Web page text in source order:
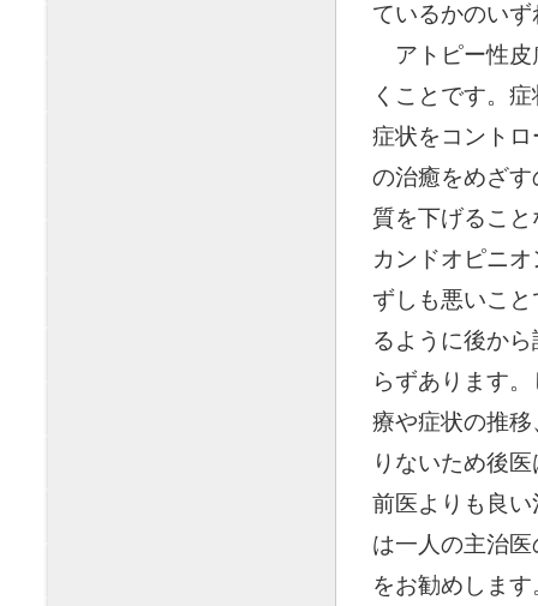
ているかのい
アトピー性
くことです。
症状をコント
の治癒をめざ
質を下げるこ
カンドオピニ
ずしも悪いこ
るように後か
らずあります
療や症状の推
りないため後
前医よりも良
は一人の主治
をお勧めします